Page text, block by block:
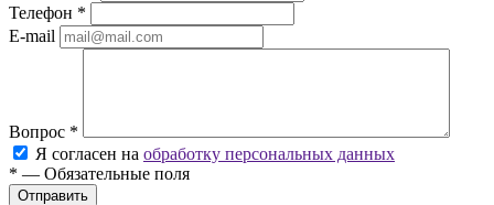
Телефон *
E-mail
Вопрос *
Я согласен на обработку персональных данных
* — Обязательные поля